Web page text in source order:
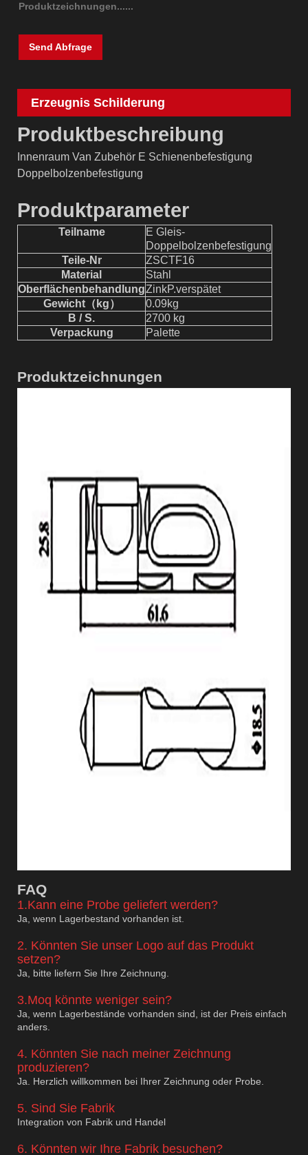
Produktzeichnungen......
Send Abfrage
Erzeugnis Schilderung
Produktbeschreibung
Innenraum Van Zubehör E Schienenbefestigung
Doppelbolzenbefestigung
Produktparameter
Teilname
E Gleis-
Doppelbolzenbefestigung
Teile-Nr
ZSCTF16
Material
Stahl
OberflächenbehandlungZinkP.verspätet
Gewicht（ kg） 0.09kg
B / S.
2700 kg
Verpackung
Palette
Produktzeichnungen
FAQ
1.Kann eine Probe geliefert werden?
Ja, wenn Lagerbestand vorhanden ist.
2. Könnten Sie unser Logo auf das Produkt
setzen?
Ja, bitte liefern Sie Ihre Zeichnung.
3.Moq könnte weniger sein?
Ja, wenn Lagerbestände vorhanden sind, ist der Preis einfach
anders.
4. Könnten Sie nach meiner Zeichnung
produzieren?
Ja. Herzlich willkommen bei Ihrer Zeichnung oder Probe.
5. Sind Sie Fabrik
Integration von Fabrik und Handel
6. Könnten wir Ihre Fabrik besuchen?